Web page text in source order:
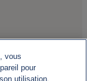
vous
pour
utilisation.